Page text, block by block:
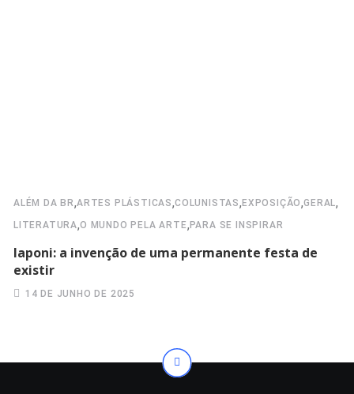
ALÉM DA BR,ARTES PLÁSTICAS,COLUNISTAS, EXPOSIÇÃO,GERAL,
LITERATURA,O MUNDO PELA ARTE, PARA SE INSPIRAR
Iaponi: a invenção de uma permanente festa de
existir
14 DE JUNHO DE 2025